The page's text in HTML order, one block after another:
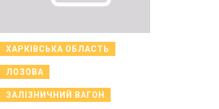
ХАРКІВСЬКА ОБЛАСТЬ
ЛОЗОВА
ЗАЛІЗНИЧНИЙ ВАГОН